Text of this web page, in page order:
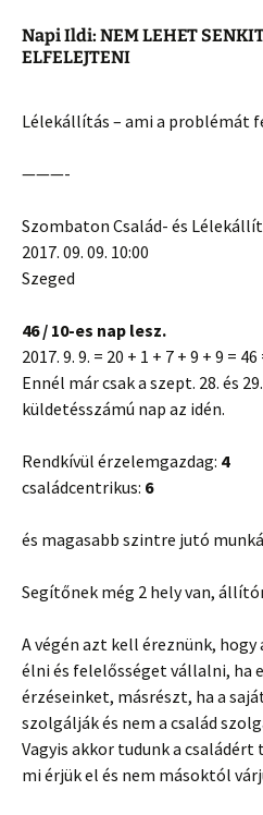
Napi Ildi: NEM LEHET
ELFELEJTENI
Lélekállítás – ami a problémát
———-
Szombaton Család- és
2017. 09. 09. 10:00
Szeged
46 / 10-es nap lesz.
2017. 9. 9. = 20 + 1 + 7 + 9 + 9 = 46
Ennél már csak a szept. 28. és
küldetésszámú nap az idén.
Rendkívül érzelemgazdag: 4
családcentrikus: 6
és magasabb szintre jutó
Segítőnek még 2 hely van,
A végén azt kell éreznünk,
élni és felelősséget vállalni, ha
érzéseinket, másrészt, ha a
szolgálják és nem a család
Vagyis akkor tudunk a
mi érjük el és nem másoktól